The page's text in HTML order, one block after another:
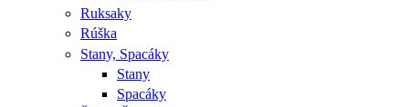
Ruksaky
Rúška
Stany, Spacáky
Stany
Spacáky